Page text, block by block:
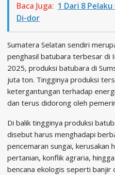
Baca Juga: 1 Dari 8
Di-dor
Sumatera Selatan sendiri
penghasil batubara terbesar di
2025, produksi batubara di
juta ton. Tingginya produksi
ketergantungan terhadap
dan terus didorong oleh
Di balik tingginya produksi
disebut harus menghadapi
pencemaran sungai, kerusakan
pertanian, konflik agraria,
bencana ekologis seperti banjir